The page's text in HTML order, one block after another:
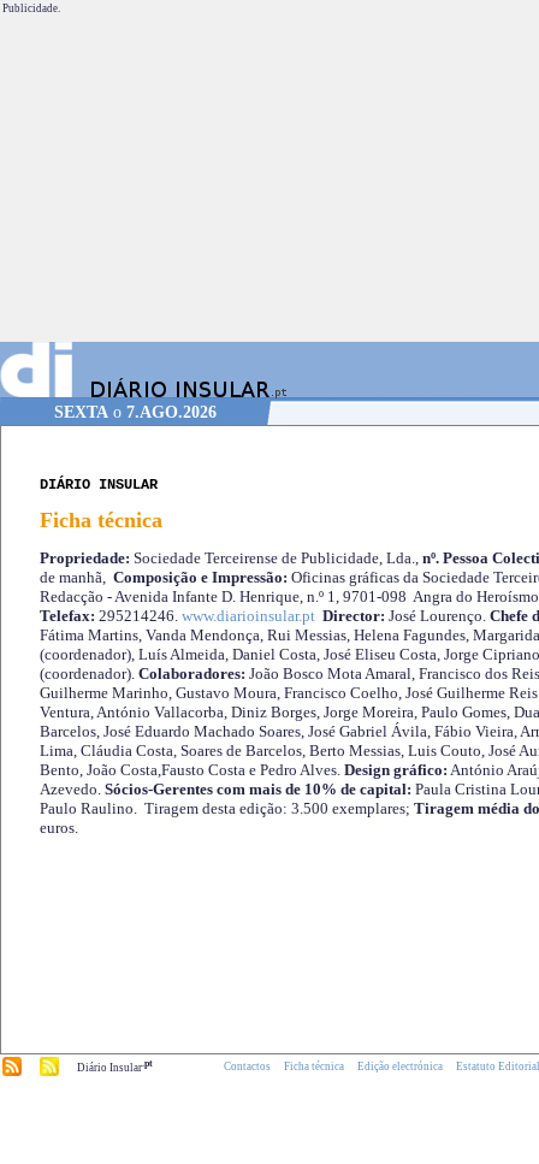
Publicidade.
SEXTA o 7.AGO.2026
DIÁRIO INSULAR
Ficha técnica
Propriedade: Sociedade Terceirense de Publicidade, Lda., nº. Pessoa
de manhã, Composição e Impressão: Oficinas gráficas da Sociedade
Redacção - Avenida Infante D. Henrique, n.º 1, 9701-098 Angra do
Telefax: 295214246. www.diarioinsular.pt Director: José Lourenço. Chefe
Fátima Martins, Vanda Mendonça, Rui Messias, Helena Fagundes,
(coordenador), Luís Almeida, Daniel Costa, José Eliseu Costa, Jorge
(coordenador). Colaboradores: João Bosco Mota Amaral, Francisco dos
Guilherme Marinho, Gustavo Moura, Francisco Coelho, José Guilherme
Ventura, António Vallacorba, Diniz Borges, Jorge Moreira, Paulo Gomes,
Barcelos, José Eduardo Machado Soares, José Gabriel Ávila, Fábio Vieira,
Lima, Cláudia Costa, Soares de Barcelos, Berto Messias, Luis Couto, José
Bento, João Costa,Fausto Costa e Pedro Alves. Design gráfico: António
Azevedo. Sócios-Gerentes com mais de 10% de capital: Paula Cristina
Paulo Raulino. Tiragem desta edição: 3.500 exemplares; Tiragem média
euros.
Diário Insular.pt Contactos Ficha técnica Edição electrónica Estatuto Editorial